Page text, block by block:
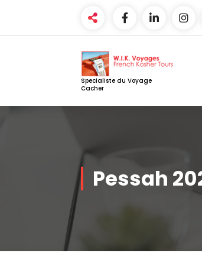
Specialiste du Voyage
Cacher
Pessah